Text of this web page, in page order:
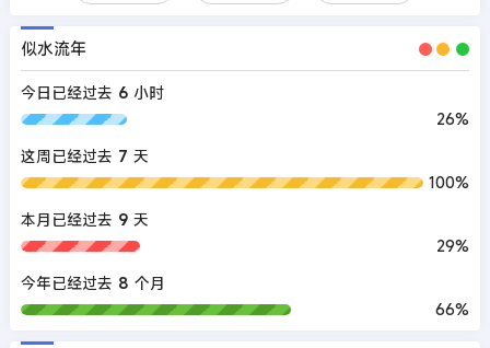
似水流年
今日已经过去 6 小时
26%
这周已经过去 7 天
100%
本月已经过去 9 天
29%
今年已经过去 8 个月
66%